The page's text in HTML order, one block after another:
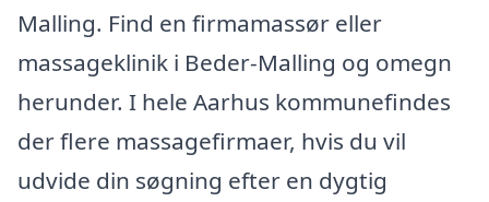
Malling. Find en firmamassør eller
massageklinik i Beder-Malling og omegn
herunder. I hele Aarhus kommunefindes
der flere massagefirmaer, hvis du vil
udvide din søgning efter en dygtig